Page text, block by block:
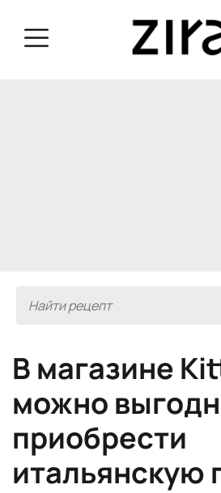
В магазине
можно
приобрести
итальянскую